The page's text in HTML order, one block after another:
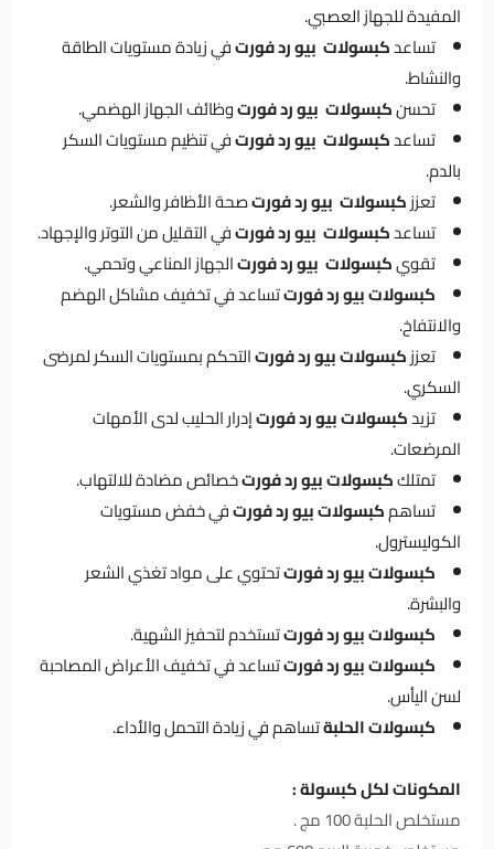
المفيدة للجهاز العصبي.
تساعدكبسولات بيو رد فورتفي زيادة مستويات الطاقة
والنشاط.
تحسنكبسولات بيو رد فورتوظائف الجهاز الهضمي.
تساعدكبسولات بيو رد فورتفي تنظيم مستويات السكر
بالدم.
تعززكبسولات بيو رد فورتصحة الأظافر والشعر.
تساعدكبسولات بيو رد فورتفي التقليل من التوتر والإجهاد.
تقويكبسولات بيو رد فورتالجهاز المناعي وتحمي.
كبسولات بيو رد فورتتساعد في تخفيف مشاكل الهضم
والانتفاخ.
تعززكبسولات بيو رد فورتالتحكم بمستويات السكر لمرضى
السكري.
تزيدكبسولات بيو رد فورتإدرار الحليب لدى الأمهات
المرضعات.
تمتلككبسولات بيو رد فورتخصائص مضادة للالتهاب.
تساهمكبسولات بيو رد فورتفي خفض مستويات
الكوليسترول.
كبسولات بيو رد فورتتحتوي على مواد تغذي الشعر
والبشرة.
كبسولات بيو رد فورتتستخدم لتحفيز الشهية.
كبسولات بيو رد فورتتساعد في تخفيف الأعراض المصاحبة
لسن اليأس.
كبسولات الحلبةتساهم في زيادة التحمل والأداء.
المكونات لكل كبسولة :
مستخلص الحلبة 100 مج .